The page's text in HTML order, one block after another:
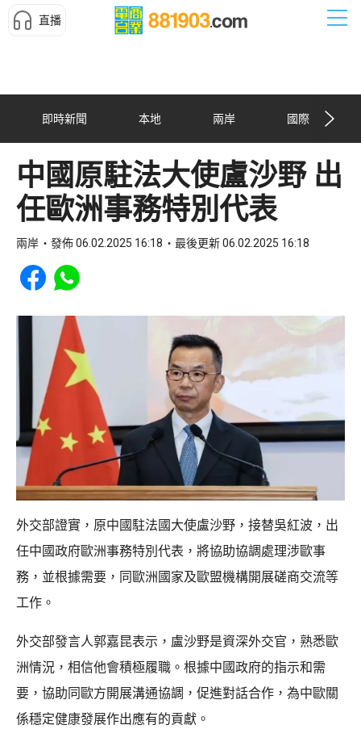
直播
即時新聞 本地 兩岸 國際
中國原駐法大使盧沙野 出
任歐洲事務特別代表
兩岸 發佈 06.02.2025 16:18 最後更新 06.02.2025 16:18
Share to Facebook
Share to WhatsApp
外交部證實，原中國駐法國大使盧沙野，接替吳紅波，出
任中國政府歐洲事務特別代表，將協助協調處理涉歐事
務，並根據需要，同歐洲國家及歐盟機構開展磋商交流等
工作。
外交部發言人郭嘉昆表示，盧沙野是資深外交官，熟悉歐
洲情況，相信他會積極履職。根據中國政府的指示和需
要，協助同歐方開展溝通協調，促進對話合作，為中歐關
係穩定健康發展作出應有的貢獻。